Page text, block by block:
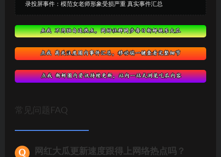
录投屏事件：模范女老师形象受损严重 真实事件汇总
常见问题FAQ
网红大瓜更新速度跟得上网络热点吗？